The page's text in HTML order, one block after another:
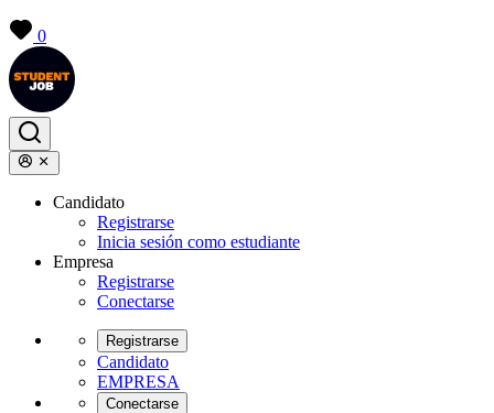
0
Candidato
Registrarse
Inicia sesión como estudiante
Empresa
Registrarse
Conectarse
Registrarse
Candidato
EMPRESA
Conectarse